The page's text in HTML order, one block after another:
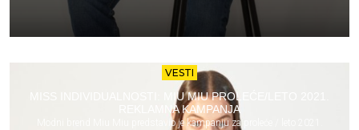
VESTI
MISS INDIVIDUALNOSTI: MIU MIU PROLEĆE/LETO 2021.
REKLAMNA KAMPANJA
Modni brend Miu Miu predstavio je kampanju za proleće / leto 2021.